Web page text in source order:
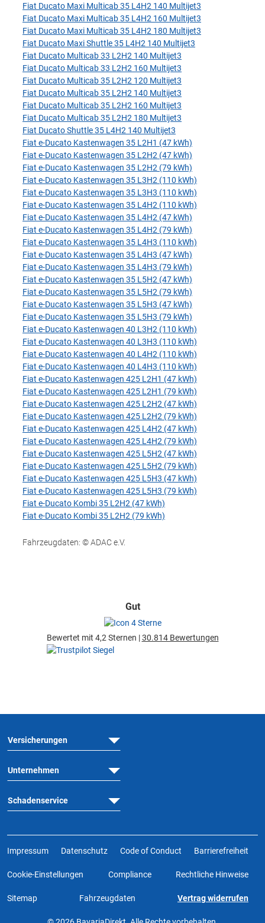
Fiat Ducato Maxi Multicab 35 L4H2 140 Multijet3
Fiat Ducato Maxi Multicab 35 L4H2 160 Multijet3
Fiat Ducato Maxi Multicab 35 L4H2 180 Multijet3
Fiat Ducato Maxi Shuttle 35 L4H2 140 Multijet3
Fiat Ducato Multicab 33 L2H2 140 Multijet3
Fiat Ducato Multicab 33 L2H2 160 Multijet3
Fiat Ducato Multicab 35 L2H2 120 Multijet3
Fiat Ducato Multicab 35 L2H2 140 Multijet3
Fiat Ducato Multicab 35 L2H2 160 Multijet3
Fiat Ducato Multicab 35 L2H2 180 Multijet3
Fiat Ducato Shuttle 35 L4H2 140 Multijet3
Fiat e-Ducato Kastenwagen 35 L2H1 (47 kWh)
Fiat e-Ducato Kastenwagen 35 L2H2 (47 kWh)
Fiat e-Ducato Kastenwagen 35 L2H2 (79 kWh)
Fiat e-Ducato Kastenwagen 35 L3H2 (110 kWh)
Fiat e-Ducato Kastenwagen 35 L3H3 (110 kWh)
Fiat e-Ducato Kastenwagen 35 L4H2 (110 kWh)
Fiat e-Ducato Kastenwagen 35 L4H2 (47 kWh)
Fiat e-Ducato Kastenwagen 35 L4H2 (79 kWh)
Fiat e-Ducato Kastenwagen 35 L4H3 (110 kWh)
Fiat e-Ducato Kastenwagen 35 L4H3 (47 kWh)
Fiat e-Ducato Kastenwagen 35 L4H3 (79 kWh)
Fiat e-Ducato Kastenwagen 35 L5H2 (47 kWh)
Fiat e-Ducato Kastenwagen 35 L5H2 (79 kWh)
Fiat e-Ducato Kastenwagen 35 L5H3 (47 kWh)
Fiat e-Ducato Kastenwagen 35 L5H3 (79 kWh)
Fiat e-Ducato Kastenwagen 40 L3H2 (110 kWh)
Fiat e-Ducato Kastenwagen 40 L3H3 (110 kWh)
Fiat e-Ducato Kastenwagen 40 L4H2 (110 kWh)
Fiat e-Ducato Kastenwagen 40 L4H3 (110 kWh)
Fiat e-Ducato Kastenwagen 425 L2H1 (47 kWh)
Fiat e-Ducato Kastenwagen 425 L2H1 (79 kWh)
Fiat e-Ducato Kastenwagen 425 L2H2 (47 kWh)
Fiat e-Ducato Kastenwagen 425 L2H2 (79 kWh)
Fiat e-Ducato Kastenwagen 425 L4H2 (47 kWh)
Fiat e-Ducato Kastenwagen 425 L4H2 (79 kWh)
Fiat e-Ducato Kastenwagen 425 L5H2 (47 kWh)
Fiat e-Ducato Kastenwagen 425 L5H2 (79 kWh)
Fiat e-Ducato Kastenwagen 425 L5H3 (47 kWh)
Fiat e-Ducato Kastenwagen 425 L5H3 (79 kWh)
Fiat e-Ducato Kombi 35 L2H2 (47 kWh)
Fiat e-Ducato Kombi 35 L2H2 (79 kWh)
Fahrzeugdaten: © ADAC e.V.
Gut
Bewertet mit 4,2 Sternen |30.814 Bewertungen
Versicherungen
Unternehmen
Schadenservice
Impressum Datenschutz Code of Conduct Barrierefreiheit
Cookie-Einstellungen Compliance Rechtliche Hinweise
Sitemap Fahrzeugdaten Vertrag widerrufen